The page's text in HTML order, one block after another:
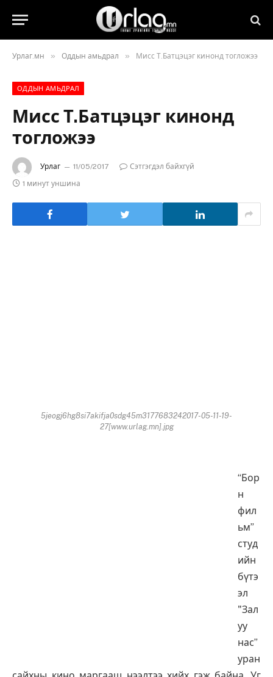
Урлаг.мн » Оддын амьдрал » Мисс Т.Батцэцэг кинонд тогложээ
ОДДЫН АМЬДРАЛ
Мисс Т.Батцэцэг кинонд
тогложээ
Урлаг 11/05/2017
Сэтгэгдэл байхгүй
1 минут уншина
5jeogj6hg8si7akifja0sdg45m3177683242017-05-11-19-
27[www.urlag.mn].jpg
“Бор
н
фил
ьм”
студ
ийн
бүтэ
эл
"Зал
уу
нас”
уран